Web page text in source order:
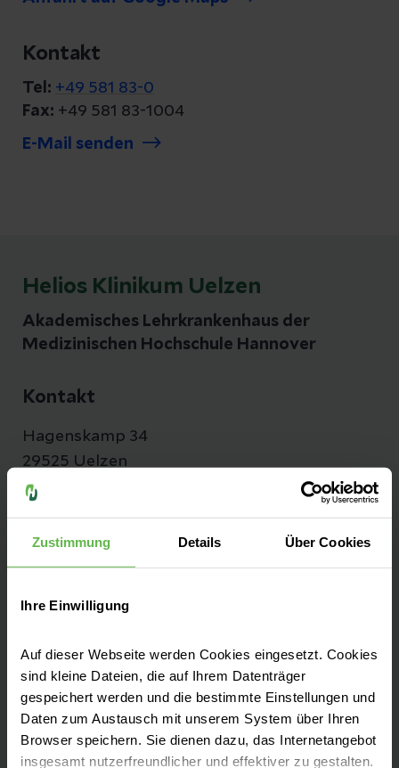
Zustimmung Details Über Cookies
Ihre Einwilligung
Auf dieser Webseite werden Cookies eingesetzt. Cookies
sind kleine Dateien, die auf Ihrem Datenträger
gespeichert werden und die bestimmte Einstellungen und
Daten zum Austausch mit unserem System über Ihren
Browser speichern. Sie dienen dazu, das Internetangebot
insgesamt nutzerfreundlicher und effektiver zu gestalten.
Kontakt
Tel: +49 581 83-0
Fax: +49 581 83-1004
E-Mail senden
Helios Klinikum Uelzen
Akademisches Lehrkrankenhaus der
Medizinischen Hochschule Hannover
Kontakt
Hagenskamp 34
29525 Uelzen
Anfahrt auf Google Maps
Tel:+49 581 83-0
Erfahrene Teams, moderne Medizintechnik,
höchste pflegerische Standards: Unser